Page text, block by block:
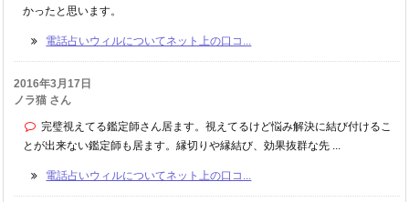
かったと思います。
電話占いウィルについてネット上の口コ...
2016年3月17日
ノラ猫 さん
完璧視えてる鑑定師さん居ます。視えてるけど悩み解決に結び付けるこ
とが出来ない鑑定師も居ます。縁切りや縁結び、効果抜群な先 ...
電話占いウィルについてネット上の口コ...